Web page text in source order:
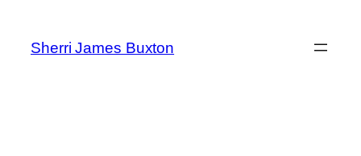
content
Sherri James Buxton